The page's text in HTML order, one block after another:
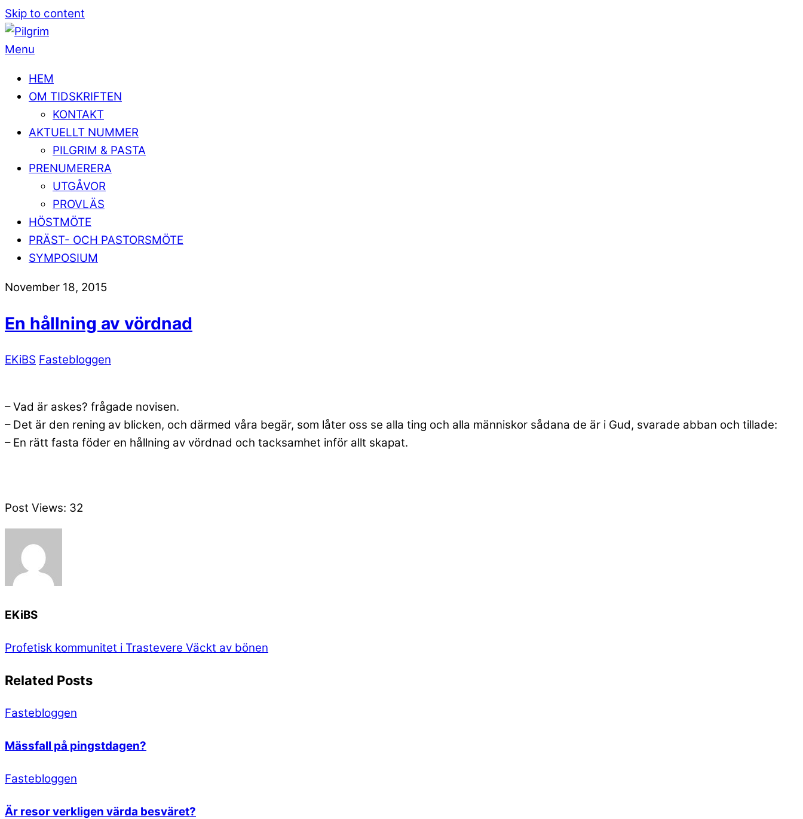
Skip to content
Menu
HEM
OM TIDSKRIFTEN
KONTAKT
AKTUELLT NUMMER
PILGRIM & PASTA
PRENUMERERA
UTGÅVOR
PROVLÄS
HÖSTMÖTE
PRÄST- OCH PASTORSMÖTE
SYMPOSIUM
November 18, 2015
En hållning av vördnad
EKiBS Fastebloggen
– Vad är askes? frågade novisen.
– Det är den rening av blicken, och därmed våra begär, som låter oss se alla ting och alla människor sådana de är i Gud, svarade abban och tillade:
– En rätt fasta föder en hållning av vördnad och tacksamhet inför allt skapat.
Post Views: 32
EKiBS
Profetisk kommunitet i Trastevere Väckt av bönen
Related Posts
Fastebloggen
Mässfall på pingstdagen?
Fastebloggen
Är resor verkligen värda besväret?